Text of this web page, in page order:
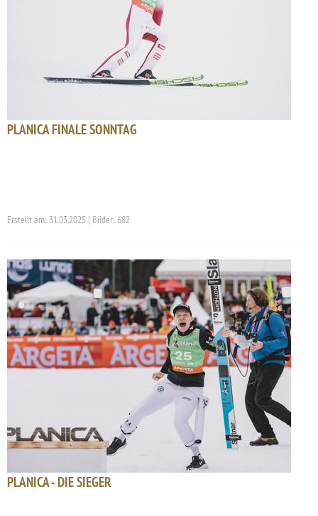
PLANICA FINALE SONNTAG
Erstellt am: 31.03.2025 | Bilder: 682
PLANICA - DIE SIEGER